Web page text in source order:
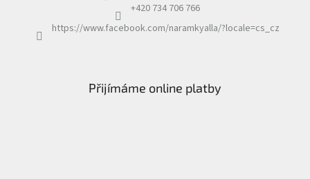
+420 734 706 766
https://www.facebook.com/naramkyalla/?locale=cs_cz
Přijímáme online platby